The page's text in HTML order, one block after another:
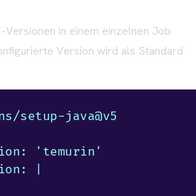
in einem einzelnen Job
Version wird als Standard
setup-java@v5
'temurin'
|